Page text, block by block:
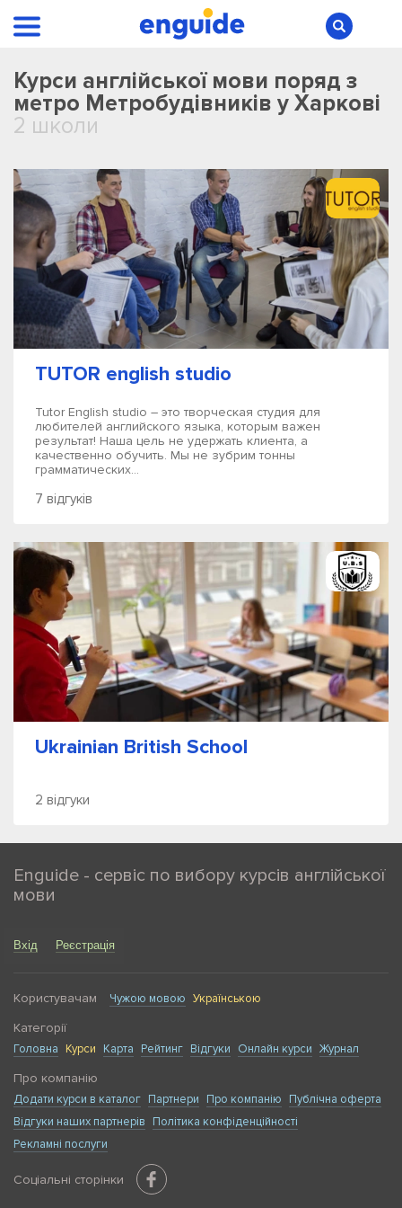
Курси англійської мови поряд з
метро Метробудівників у Харкові
2 школи
TUTOR english studio
Tutor English studio – это творческая студия для
любителей английского языка, которым важен
результат! Наша цель не удержать клиента, а
качественно обучить. Мы не зубрим тонны
грамматических...
7 відгуків
Ukrainian British School
2 відгуки
Enguide - сервіс по вибору курсів англійської
мови
Вхід Реєстрація
Користувачам Чужою мовою Українською
Категорії
Головна Курси Карта Рейтинг Відгуки Онлайн курси Журнал
Про компанію
Додати курси в каталог Партнери Про компанію
Публічна оферта
Відгуки наших партнерів
Політика конфіденційності
Рекламні послуги
Соціальні сторінки